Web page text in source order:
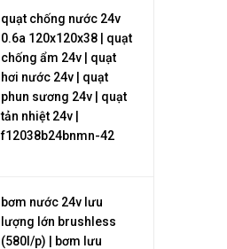
quạt chống nước 24v
0.6a 120x120x38 | quạt
chống ẩm 24v | quạt
hơi nước 24v | quạt
phun sương 24v | quạt
tản nhiệt 24v |
f12038b24bnmn-42
bơm nước 24v lưu
lượng lớn brushless
(580l/p) | bơm lưu